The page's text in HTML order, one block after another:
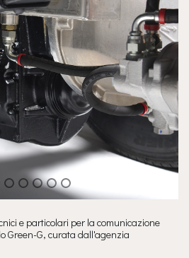
Next
e particolari per la comunicazione
Green-G, curata dall'agenzia